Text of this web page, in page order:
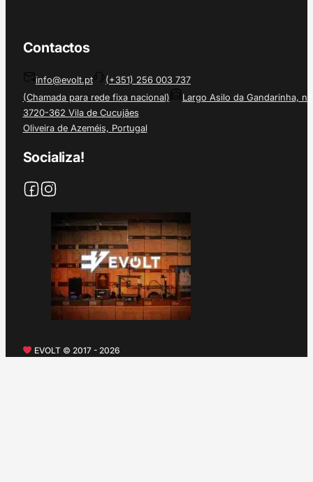
Contactos
info@evolt.pt
(+351) 256 003 737
(Chamada para rede fixa nacional)
Largo Asilo da Gandarinha, nº
3720-362 Vila de Cucujães
Oliveira de Azeméis, Portugal
Socializa!
EVOLT © 2017 - 2026